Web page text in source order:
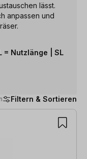
lässt.
anpassen und
= Nutzlänge | SL
Filtern & Sortieren